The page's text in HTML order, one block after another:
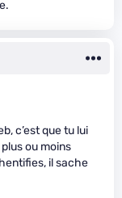
c’est que tu lui
ou moins
il sache